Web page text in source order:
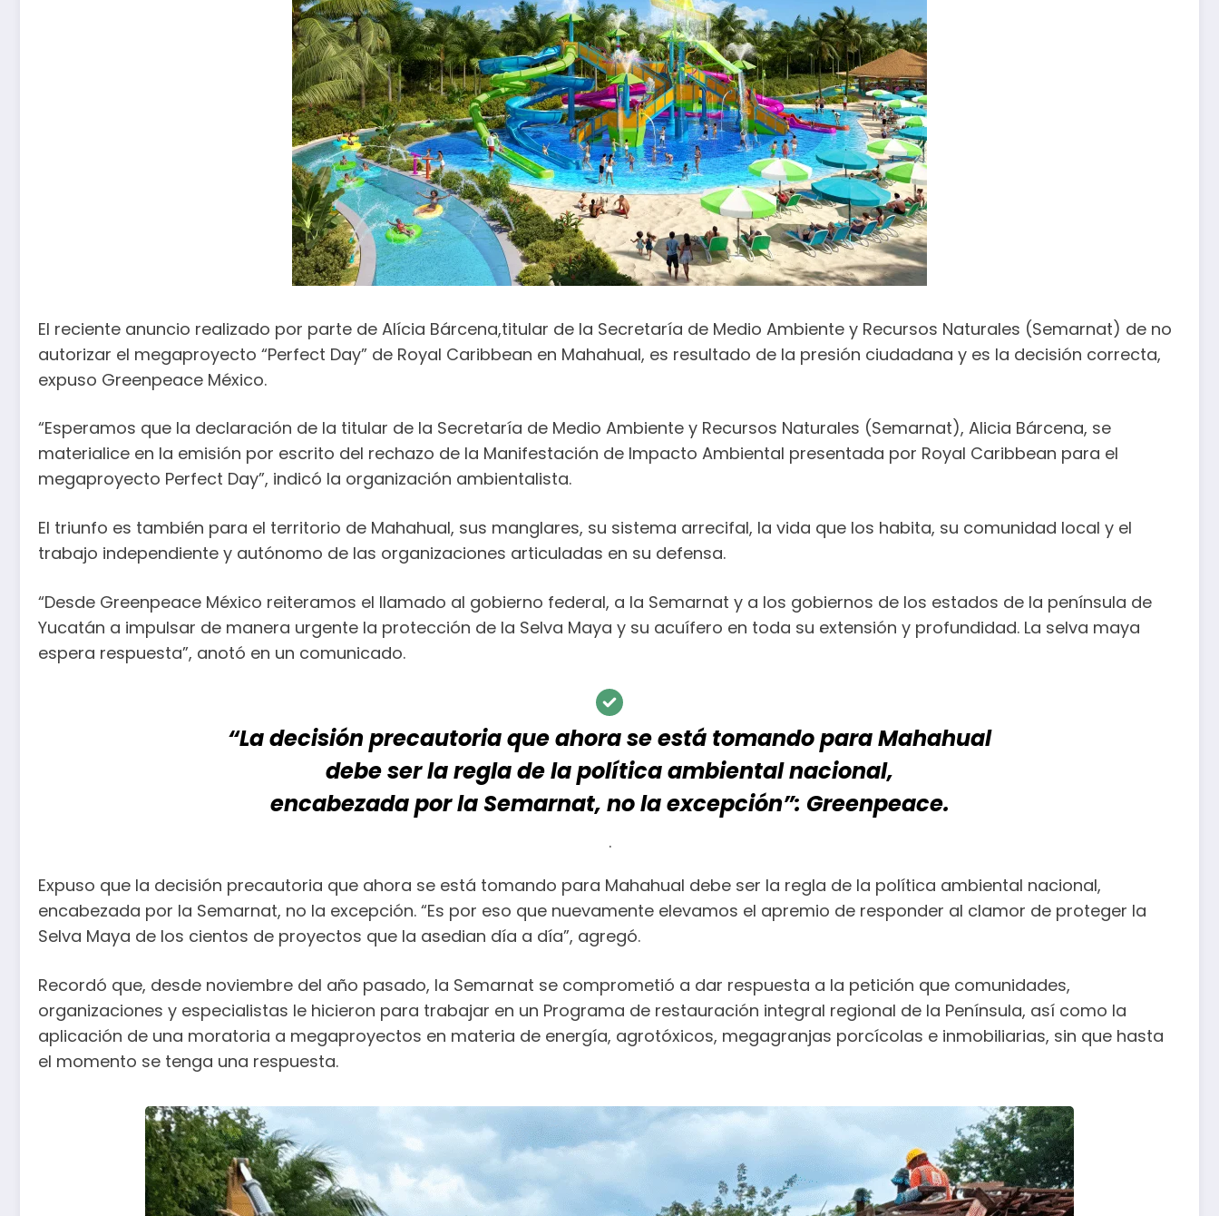
El reciente anuncio realizado por parte de Alícia Bárcena,titular de la Secretaría de Medio Ambiente y Recursos Naturales (Semarnat) de no
autorizar el megaproyecto “Perfect Day” de Royal Caribbean en Mahahual, es resultado de la presión ciudadana y es la decisión correcta,
expuso Greenpeace México.
“Esperamos que la declaración de la titular de la Secretaría de Medio Ambiente y Recursos Naturales (Semarnat), Alicia Bárcena, se
materialice en la emisión por escrito del rechazo de la Manifestación de Impacto Ambiental presentada por Royal Caribbean para el
megaproyecto Perfect Day”, indicó la organización ambientalista.
El triunfo es también para el territorio de Mahahual, sus manglares, su sistema arrecifal, la vida que los habita, su comunidad local y el
trabajo independiente y autónomo de las organizaciones articuladas en su defensa.
“Desde Greenpeace México reiteramos el llamado al gobierno federal, a la Semarnat y a los gobiernos de los estados de la península de
Yucatán a impulsar de manera urgente la protección de la Selva Maya y su acuífero en toda su extensión y profundidad. La selva maya
espera respuesta”, anotó en un comunicado.
“La decisión precautoria que ahora se está tomando para Mahahual
debe ser la regla de la política ambiental nacional,
encabezada por la Semarnat, no la excepción”: Greenpeace.
.
Expuso que la decisión precautoria que ahora se está tomando para Mahahual debe ser la regla de la política ambiental nacional,
encabezada por la Semarnat, no la excepción. “Es por eso que nuevamente elevamos el apremio de responder al clamor de proteger la
Selva Maya de los cientos de proyectos que la asedian día a día”, agregó.
Recordó que, desde noviembre del año pasado, la Semarnat se comprometió a dar respuesta a la petición que comunidades,
organizaciones y especialistas le hicieron para trabajar en un Programa de restauración integral regional de la Península, así como la
aplicación de una moratoria a megaproyectos en materia de energía, agrotóxicos, megagranjas porcícolas e inmobiliarias, sin que hasta
el momento se tenga una respuesta.